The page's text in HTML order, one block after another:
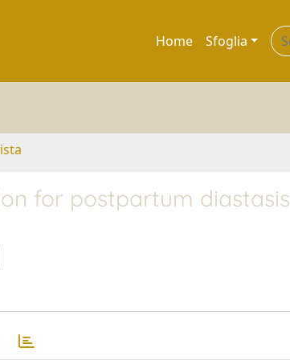
Home Sfoglia
for postpartum diastasis